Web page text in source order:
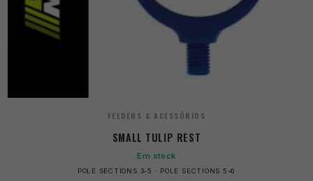
FEEDERS & ACESSÓRIOS
SMALL TULIP REST
Em stock
POLE SECTIONS 3-5 · POLE SECTIONS 5-6